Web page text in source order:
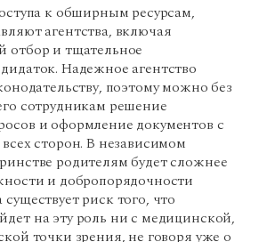
к обширным ресурсам,
агентства, включая
отбор и тщательное
Надежное агентство
поэтому можно без
сотрудникам решение
и оформление документов с
сторон. В независимом
родителям будет сложнее
и добропорядочности
риск того, что
на эту роль ни с медицинской,
точки зрения, не говоря уже о